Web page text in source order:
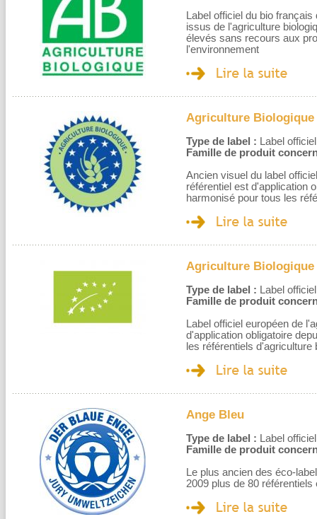
Label officiel du bio
issus de l'agriculture
élevés sans recours aux
l'environnement
Agriculture Biologique
Type de label : Label officiel
Famille de produit
Ancien visuel du label
référentiel est d'application
harmonisé pour tous les
Agriculture Biologique
Type de label : Label officiel
Famille de produit
Label officiel européen de
d'application obligatoire
les référentiels d'agriculture
Ange Bleu
Type de label : Label officiel
Famille de produit
Le plus ancien des éco-
2009 plus de 80